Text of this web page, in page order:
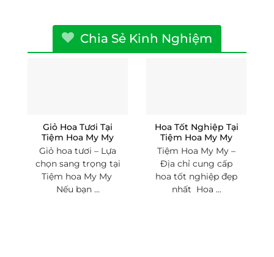
Chia Sẻ Kinh Nghiệm
Giỏ Hoa Tươi Tại
Tiệm Hoa My My
Giỏ hoa tươi – Lựa
chọn sang trọng tại
Tiệm hoa My My
Nếu bạn ...
Hoa Tốt Nghiệp Tại
Tiệm Hoa My My
Tiệm Hoa My My –
Địa chỉ cung cấp
hoa tốt nghiệp đẹp
nhất Hoa ...